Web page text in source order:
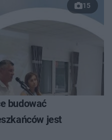
15
budować
jest